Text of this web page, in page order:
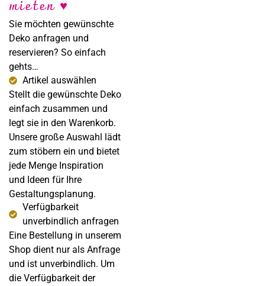
mieten ♥
Sie möchten gewünschte
Deko anfragen und
reservieren? So einfach
gehts…
Artikel auswählen
Stellt die gewünschte Deko
einfach zusammen und
legt sie in den Warenkorb.
Unsere große Auswahl lädt
zum stöbern ein und bietet
jede Menge Inspiration
und Ideen für Ihre
Gestaltungsplanung.
Verfügbarkeit
unverbindlich anfragen
Eine Bestellung in unserem
Shop dient nur als Anfrage
und ist unverbindlich. Um
die Verfügbarkeit der